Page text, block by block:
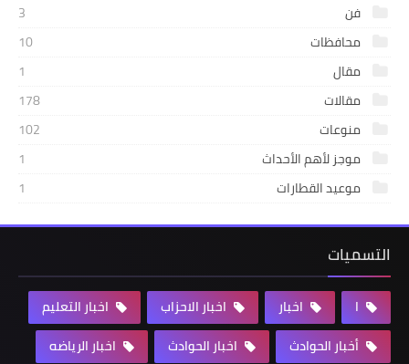
فن
3
محافظات
10
مقال
1
مقالات
178
منوعات
102
موجز لأهم الأحداث
1
موعيد القطارات
1
التسميات
ا اخبار اخبار الاحزاب
اخبار التعليم
أخبار الحوادث
اخبار الحوادث
اخبار الرياضه